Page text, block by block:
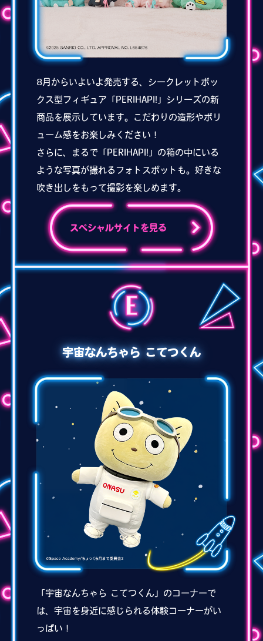
8月からいよいよ発売する、シークレットボッ
クス型フィギュア「PERIHAPI!」シリーズの新
商品を展示しています。こだわりの造形やボリ
ューム感をお楽しみください！
さらに、まるで「PERIHAPI!」の箱の中にいる
ような写真が撮れるフォトスポットも。好きな
吹き出しをもって撮影を楽しめます。
スペシャルサイトを見る
宇宙なんちゃら こてつくん
「宇宙なんちゃら こてつくん」のコーナーで
は、宇宙を身近に感じられる体験コーナーがい
っぱい！